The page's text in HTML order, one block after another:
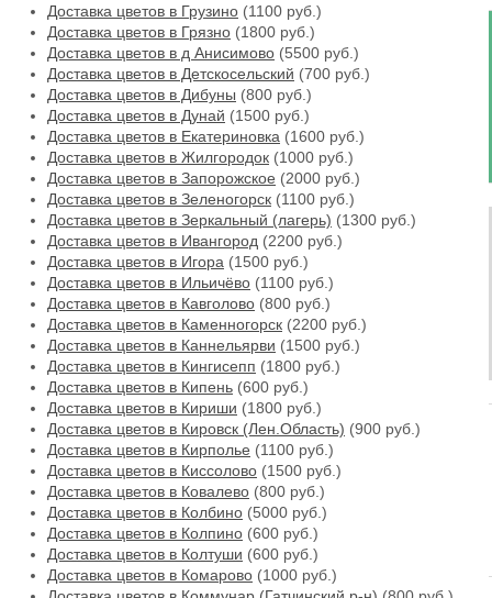
Доставка цветов в Грузино (1100 руб.)
Доставка цветов в Грязно (1800 руб.)
Доставка цветов в д Анисимово (5500 руб.)
Доставка цветов в Детскосельский (700 руб.)
Доставка цветов в Дибуны (800 руб.)
Доставка цветов в Дунай (1500 руб.)
Доставка цветов в Екатериновка (1600 руб.)
Доставка цветов в Жилгородок (1000 руб.)
Доставка цветов в Запорожское (2000 руб.)
Доставка цветов в Зеленогорск (1100 руб.)
Доставка цветов в Зеркальный (лагерь) (1300 руб.)
Доставка цветов в Ивангород (2200 руб.)
Доставка цветов в Игора (1500 руб.)
Доставка цветов в Ильичёво (1100 руб.)
Доставка цветов в Кавголово (800 руб.)
Доставка цветов в Каменногорск (2200 руб.)
Доставка цветов в Каннельярви (1500 руб.)
Доставка цветов в Кингисепп (1800 руб.)
Доставка цветов в Кипень (600 руб.)
Доставка цветов в Кириши (1800 руб.)
Доставка цветов в Кировск (Лен.Область) (900 руб.)
Доставка цветов в Кирполье (1100 руб.)
Доставка цветов в Киссолово (1500 руб.)
Доставка цветов в Ковалево (800 руб.)
Доставка цветов в Колбино (5000 руб.)
Доставка цветов в Колпино (600 руб.)
Доставка цветов в Колтуши (600 руб.)
Доставка цветов в Комарово (1000 руб.)